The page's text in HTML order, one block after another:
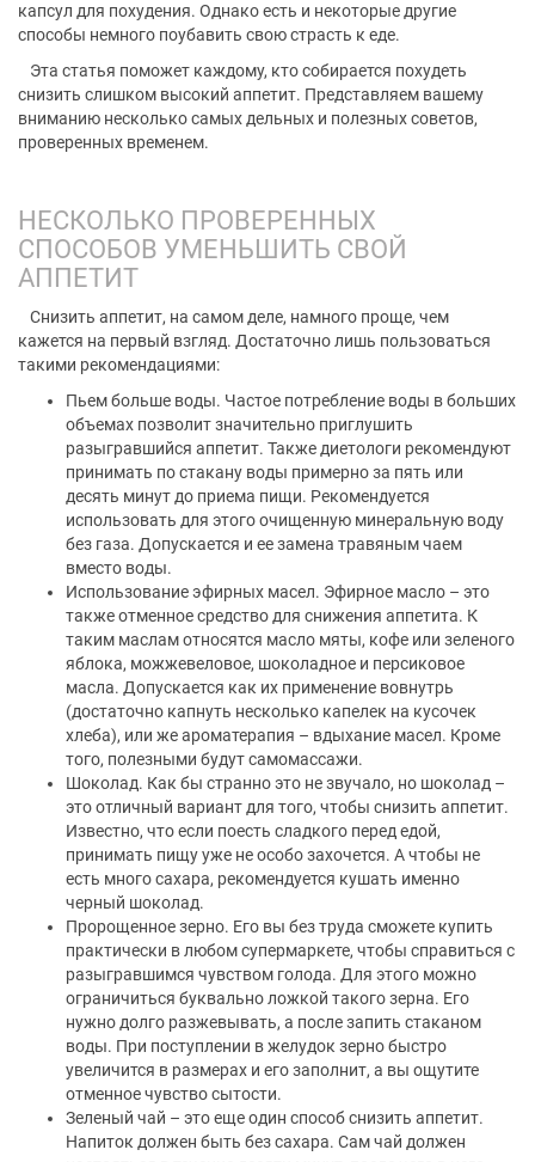
капсул для похудения. Однако есть и некоторые другие
способы немного поубавить свою страсть к еде.
Эта статья поможет каждому, кто собирается похудеть
снизить слишком высокий аппетит. Представляем вашему
вниманию несколько самых дельных и полезных советов,
проверенных временем.
НЕСКОЛЬКО ПРОВЕРЕННЫХ
СПОСОБОВ УМЕНЬШИТЬ СВОЙ
АППЕТИТ
Снизить аппетит, на самом деле, намного проще, чем
кажется на первый взгляд. Достаточно лишь пользоваться
такими рекомендациями:
Пьем больше воды. Частое потребление воды в больших
объемах позволит значительно приглушить
разыгравшийся аппетит. Также диетологи рекомендуют
принимать по стакану воды примерно за пять или
десять минут до приема пищи. Рекомендуется
использовать для этого очищенную минеральную воду
без газа. Допускается и ее замена травяным чаем
вместо воды.
Использование эфирных масел. Эфирное масло – это
также отменное средство для снижения аппетита. К
таким маслам относятся масло мяты, кофе или зеленого
яблока, можжевеловое, шоколадное и персиковое
масла. Допускается как их применение вовнутрь
(достаточно капнуть несколько капелек на кусочек
хлеба), или же ароматерапия – вдыхание масел. Кроме
того, полезными будут cамомассажи.
Шоколад. Как бы странно это не звучало, но шоколад –
это отличный вариант для того, чтобы снизить аппетит.
Известно, что если поесть сладкого перед едой,
принимать пищу уже не особо захочется. А чтобы не
есть много сахара, рекомендуется кушать именно
черный шоколад.
Пророщенное зерно. Его вы без труда сможете купить
практически в любом супермаркете, чтобы справиться с
разыгравшимся чувством голода. Для этого можно
ограничиться буквально ложкой такого зерна. Его
нужно долго разжевывать, а после запить стаканом
воды. При поступлении в желудок зерно быстро
увеличится в размерах и его заполнит, а вы ощутите
отменное чувство сытости.
Зеленый чай – это еще один способ снизить аппетит.
Напиток должен быть без сахара. Сам чай должен